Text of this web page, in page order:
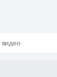
видео